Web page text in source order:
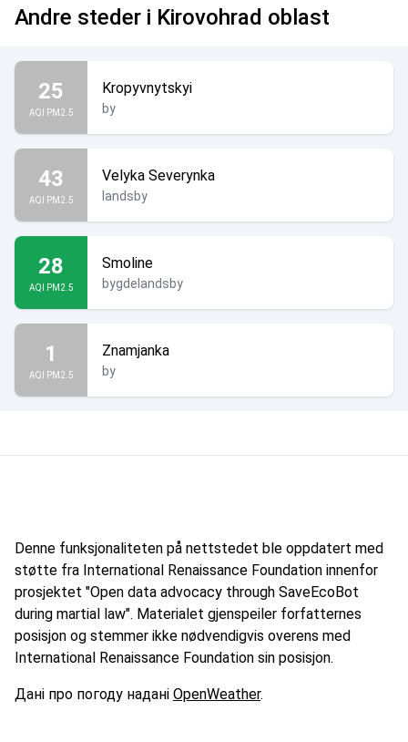
Andre steder i Kirovohrad oblast
25
AQI PM2.5
Kropyvnytskyi
by
43
AQI PM2.5
Velyka Severynka
landsby
28
AQI PM2.5
Smoline
bygdelandsby
1
AQI PM2.5
Znamjanka
by
Denne funksjonaliteten på nettstedet ble oppdatert med
støtte fra International Renaissance Foundation innenfor
prosjektet "Open data advocacy through SaveEcoBot
during martial law". Materialet gjenspeiler forfatternes
posisjon og stemmer ikke nødvendigvis overens med
International Renaissance Foundation sin posisjon.
Дані про погоду надані OpenWeather.